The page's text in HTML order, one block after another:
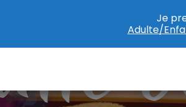
Je
Adulte/